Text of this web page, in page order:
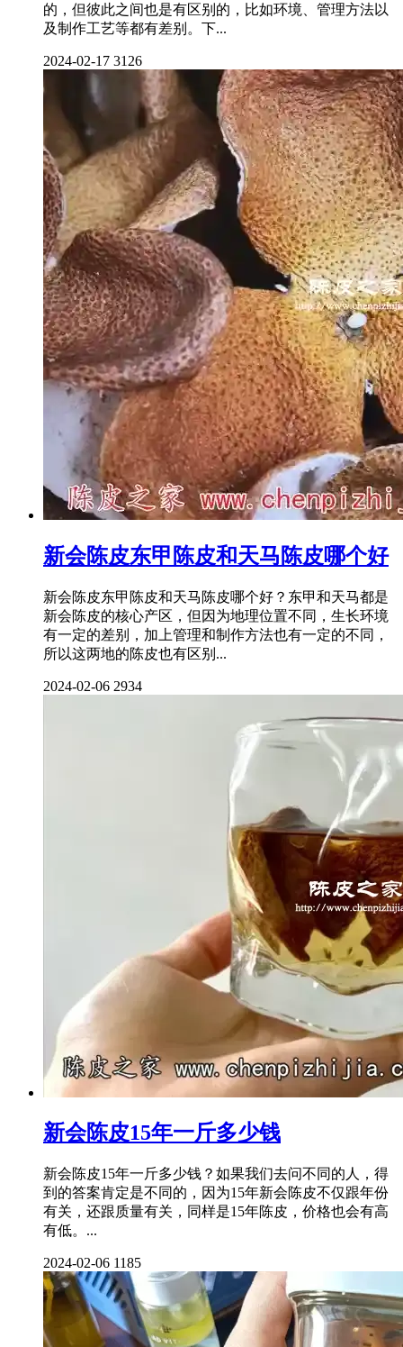
的，但彼此之间也是有区别的，比如环境、管理方法以
及制作工艺等都有差别。下...
2024-02-17 3126
新会陈皮东甲陈皮和天马陈皮哪个好
新会陈皮东甲陈皮和天马陈皮哪个好？东甲和天马都是
新会陈皮的核心产区，但因为地理位置不同，生长环境
有一定的差别，加上管理和制作方法也有一定的不同，
所以这两地的陈皮也有区别...
2024-02-06 2934
新会陈皮15年一斤多少钱
新会陈皮15年一斤多少钱？如果我们去问不同的人，得
到的答案肯定是不同的，因为15年新会陈皮不仅跟年份
有关，还跟质量有关，同样是15年陈皮，价格也会有高
有低。...
2024-02-06 1185